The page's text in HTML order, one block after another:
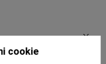
cookie